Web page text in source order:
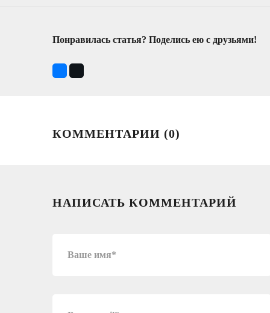
Понравилась статья? Поделись ею с друзьями!
КОММЕНТАРИИ (0)
НАПИСАТЬ КОММЕНТАРИЙ